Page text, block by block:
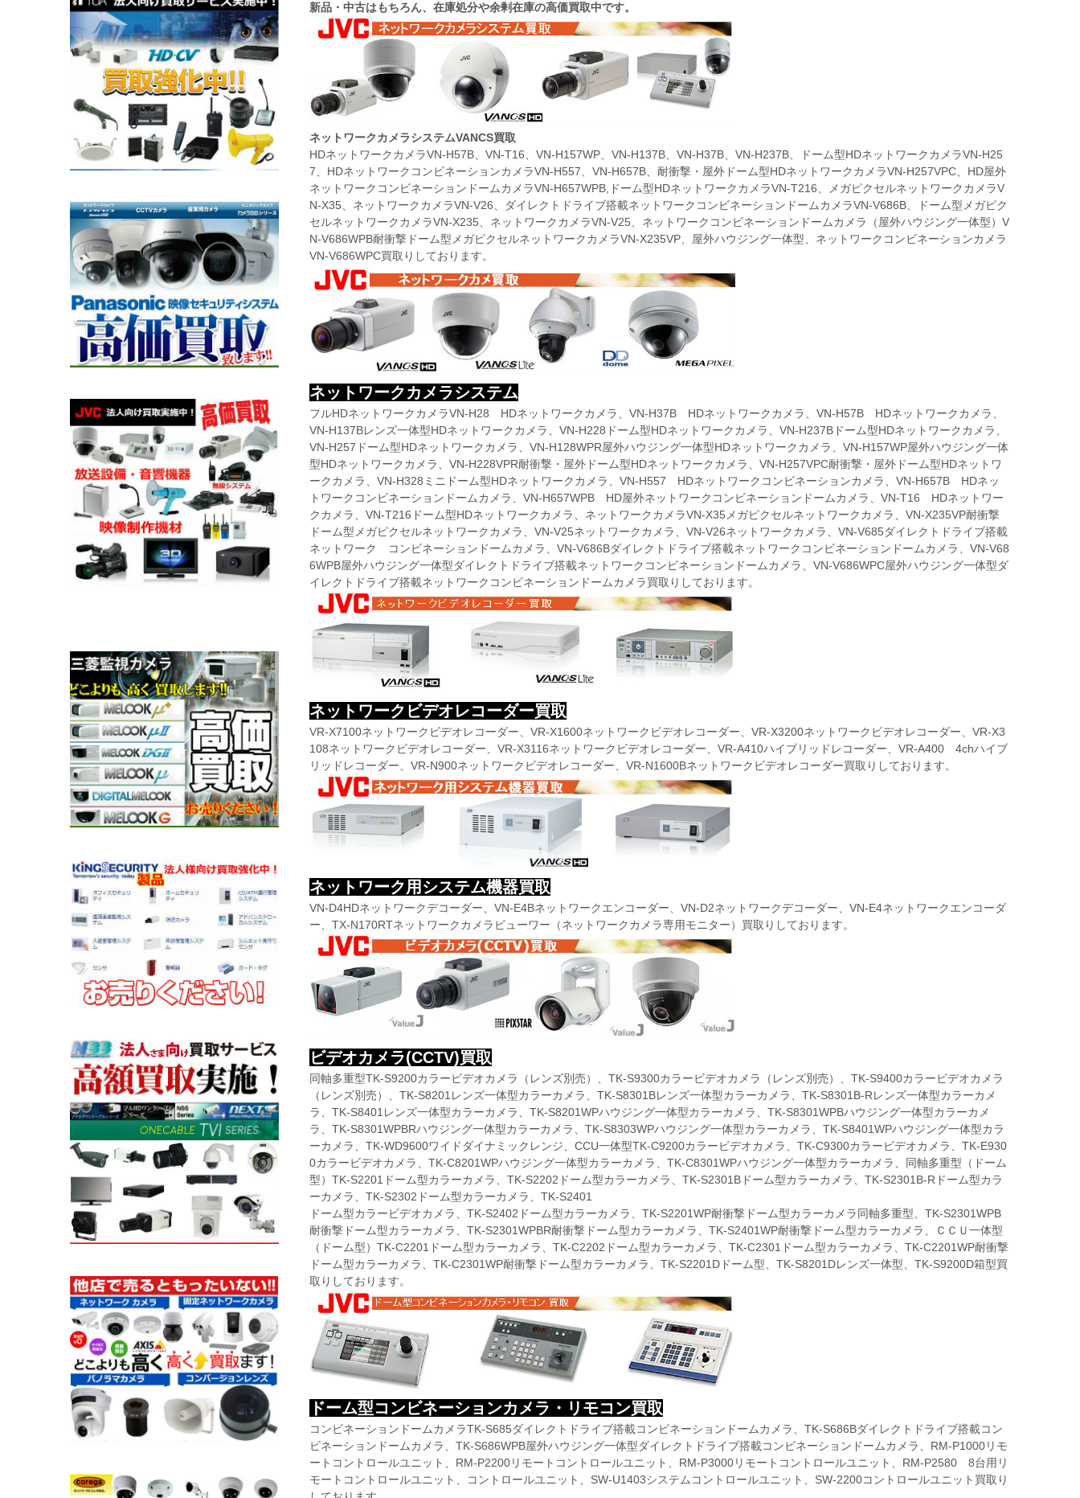
新品・中古はもちろん、在庫処分や余剰在庫の高価買取中です。​
ネットワークカメラシステムVANCS買取
HDネットワークカメラVN-H57B、VN-T16、VN-H157WP、VN-H137B、VN-H37B、VN-H237B、ドーム型HDネットワークカメラVN-H25
7、HDネットワークコンビネーションカメラVN-H557、VN-H657B、耐衝撃・屋外ドーム型HDネットワークカメラVN-H257VPC、HD屋外
ネットワークコンビネーションドームカメラVN-H657WPB, ドーム型HDネットワークカメラVN-T216、メガピクセルネットワークカメラV
N-X35、ネットワークカメラVN-V26、ダイレクトドライブ搭載ネットワークコンビネーションドームカメラVN-V686B、ドーム型メガピク
セルネットワークカメラVN-X235、ネットワークカメラVN-V25、ネットワークコンビネーションドームカメラ（屋外ハウジング一体型）V
N-V686WPB耐衝撃ドーム型メガピクセルネットワークカメラVN-X235VP、屋外ハウジング一体型、ネットワークコンビネーションカメラ
VN-V686WPC買取りしております。
ネットワークカメラシステム
フルHDネットワークカメラVN-H28 HDネットワークカメラ、VN-H37B HDネットワークカメラ、VN-H57B HDネットワークカメラ、
VN-H137Bレンズ一体型HDネットワークカメラ、VN-H228ドーム型HDネットワークカメラ、VN-H237Bドーム型HDネットワークカメラ、
VN-H257ドーム型HDネットワークカメラ、VN-H128WPR屋外ハウジング一体型HDネットワークカメラ、VN-H157WP屋外ハウジング一体
型HDネットワークカメラ、VN-H228VPR耐衝撃・屋外ドーム型HDネットワークカメラ、VN-H257VPC耐衝撃・屋外ドーム型HDネットワ
ークカメラ、VN-H328ミニドーム型HDネットワークカメラ、VN-H557 HDネットワークコンビネーションカメラ、VN-H657B HDネッ
トワークコンビネーションドームカメラ、VN-H657WPB HD屋外ネットワークコンビネーションドームカメラ、VN-T16 HDネットワー
クカメラ、VN-T216ドーム型HDネットワークカメラ、ネットワークカメラVN-X35メガピクセルネットワークカメラ、VN-X235VP耐衝撃
ドーム型メガピクセルネットワークカメラ、VN-V25ネットワークカメラ、VN-V26ネットワークカメラ、VN-V685ダイレクトドライブ搭載
ネットワーク コンビネーションドームカメラ、VN-V686Bダイレクトドライブ搭載ネットワークコンビネーションドームカメラ、VN-V68
6WPB屋外ハウジング一体型ダイレクトドライブ搭載ネットワークコンビネーションドームカメラ、VN-V686WPC屋外ハウジング一体型ダ
イレクトドライブ搭載ネットワークコンビネーションドームカメラ買取りしております。
ネットワークビデオレコーダー買取
VR-X7100ネットワークビデオレコーダー、VR-X1600ネットワークビデオレコーダー、VR-X3200ネットワークビデオレコーダー、VR-X3
108ネットワークビデオレコーダー、VR-X3116ネットワークビデオレコーダー、VR-A410ハイブリッドレコーダー、VR-A400 4chハイブ
リッドレコーダー、VR-N900ネットワークビデオレコーダー、VR-N1600Bネットワークビデオレコーダー買取りしております。
ネットワーク用システム機器買取
VN-D4HDネットワークデコーダー、VN-E4Bネットワークエンコーダー、VN-D2ネットワークデコーダー、VN-E4ネットワークエンコーダ
ー、TX-N170RTネットワークカメラビューワー（ネットワークカメラ専用モニター）買取りしております。
ビデオカメラ(CCTV)買取
同軸多重型TK-S9200カラービデオカメラ（レンズ別売）、TK-S9300カラービデオカメラ（レンズ別売）、TK-S9400カラービデオカメラ
（レンズ別売）、TK-S8201レンズ一体型カラーカメラ、TK-S8301Bレンズ一体型カラーカメラ、TK-S8301B-Rレンズ一体型カラーカメ
ラ、TK-S8401レンズ一体型カラーカメラ、TK-S8201WPハウジング一体型カラーカメラ、TK-S8301WPBハウジング一体型カラーカメ
ラ、TK-S8301WPBRハウジング一体型カラーカメラ、TK-S8303WPハウジング一体型カラーカメラ、TK-S8401WPハウジング一体型カラ
ーカメラ、TK-WD9600ワイドダイナミックレンジ、CCU一体型TK-C9200カラービデオカメラ、TK-C9300カラービデオカメラ、TK-E930
0カラービデオカメラ、TK-C8201WPハウジング一体型カラーカメラ、TK-C8301WPハウジング一体型カラーカメラ、同軸多重型（ドーム
型）TK-S2201ドーム型カラーカメラ、TK-S2202ドーム型カラーカメラ、TK-S2301Bドーム型カラーカメラ、TK-S2301B-Rドーム型カラ
ーカメラ、TK-S2302ドーム型カラーカメラ、TK-S2401
ドーム型カラービデオカメラ、TK-S2402ドーム型カラーカメラ、TK-S2201WP耐衝撃ドーム型カラーカメラ同軸多重型、TK-S2301WPB
耐衝撃ドーム型カラーカメラ、TK-S2301WPBR耐衝撃ドーム型カラーカメラ、TK-S2401WP耐衝撃ドーム型カラーカメラ、ＣＣＵ一体型
（ドーム型）TK-C2201ドーム型カラーカメラ、TK-C2202ドーム型カラーカメラ、TK-C2301ドーム型カラーカメラ、TK-C2201WP耐衝撃
ドーム型カラーカメラ、TK-C2301WP耐衝撃ドーム型カラーカメラ、TK-S2201Dドーム型、TK-S8201Dレンズ一体型、TK-S9200D箱型買
取りしております。
ドーム型コンビネーションカメラ・リモコン買取
コンビネーションドームカメラTK-S685ダイレクトドライブ搭載コンビネーションドームカメラ、TK-S686Bダイレクトドライブ搭載コン
ビネーションドームカメラ、TK-S686WPB屋外ハウジング一体型ダイレクトドライブ搭載コンビネーションドームカメラ、RM-P1000リモ
ートコントロールユニット、RM-P2200リモートコントロールユニット、RM-P3000リモートコントロールユニット、RM-P2580 8台用リ
モートコントロールユニット、コントロールユニット、SW-U1403システムコントロールユニット、SW-2200コントロールユニット買取り